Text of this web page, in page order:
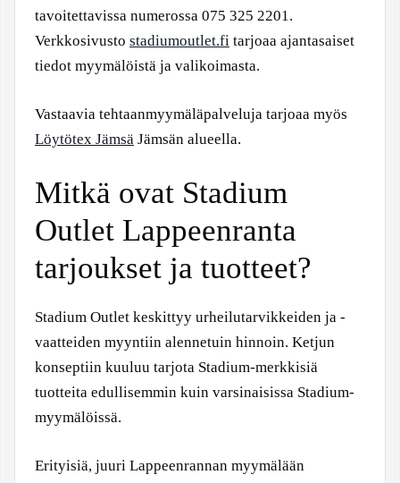
tavoitettavissa numerossa 075 325 2201.
Verkkosivusto stadiumoutlet.fi tarjoaa ajantasaiset
tiedot myymälöistä ja valikoimasta.
Vastaavia tehtaanmyymäläpalveluja tarjoaa myös
Löytötex Jämsä Jämsän alueella.
Mitkä ovat Stadium
Outlet Lappeenranta
tarjoukset ja tuotteet?
Stadium Outlet keskittyy urheilutarvikkeiden ja -
vaatteiden myyntiin alennetuin hinnoin. Ketjun
konseptiin kuuluu tarjota Stadium-merkkisiä
tuotteita edullisemmin kuin varsinaisissa Stadium-
myymälöissä.
Erityisiä, juuri Lappeenrannan myymälään